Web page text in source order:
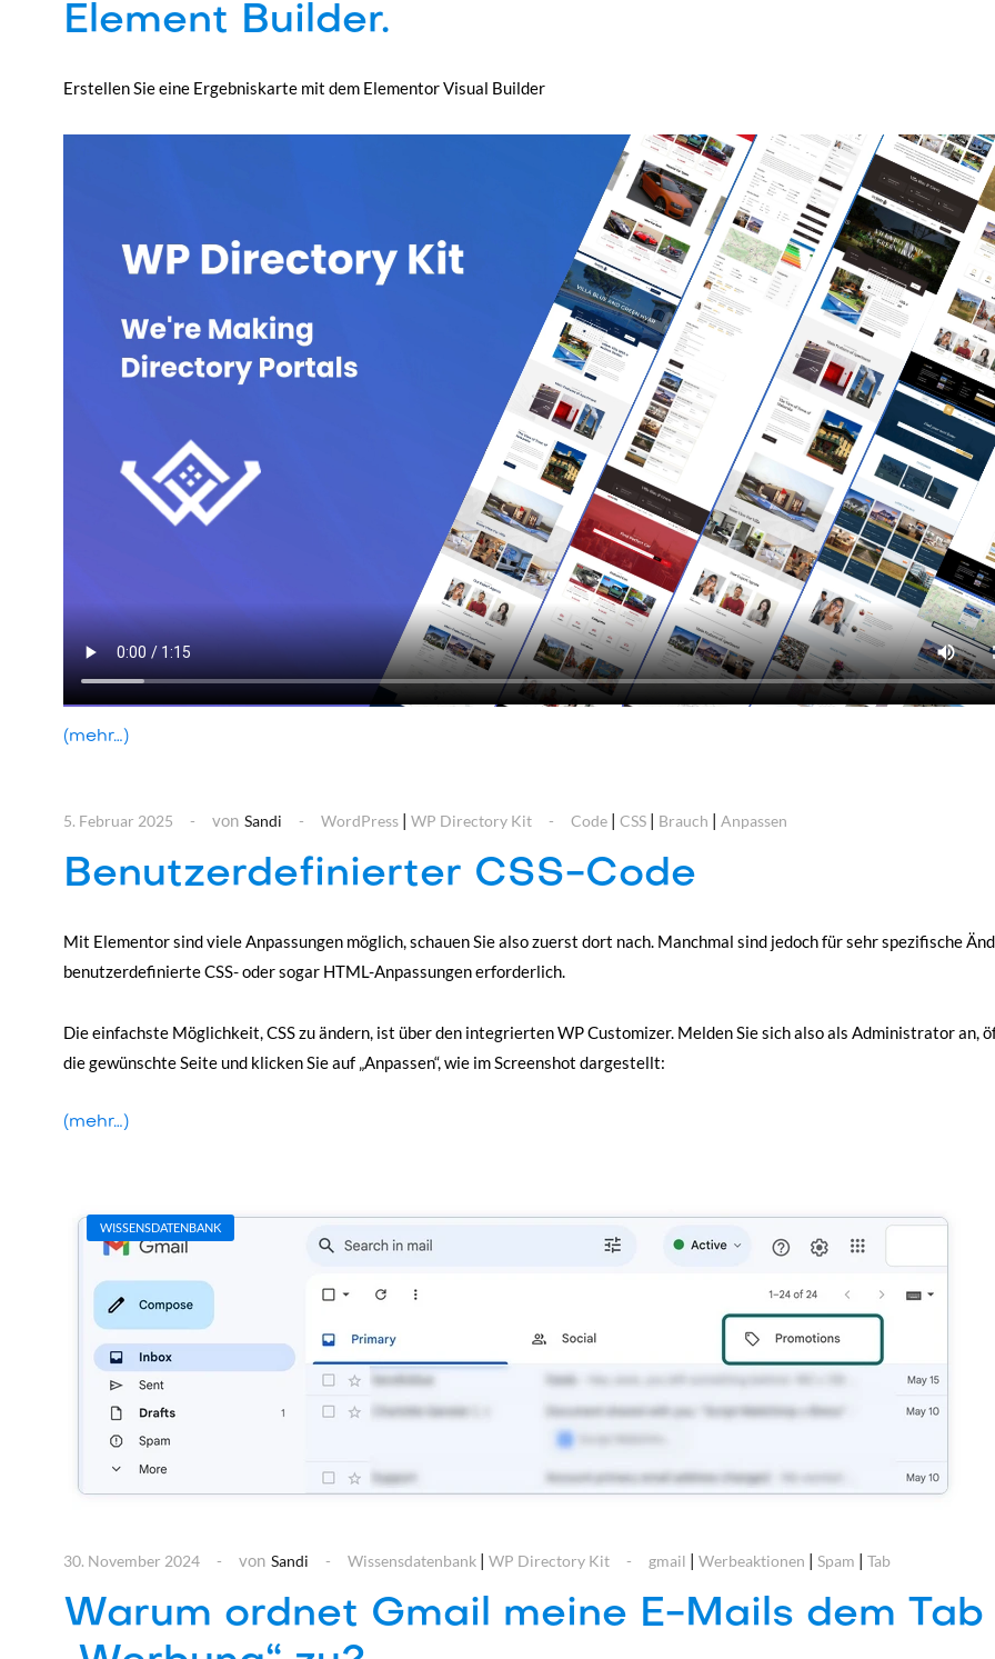
Element Builder.
Erstellen Sie eine Ergebniskarte mit dem Elementor Visual Builder
(mehr…)
5. Februar 2025 von Sandi WordPress WP Directory Kit Code CSS Brauch Anpassen
Benutzerdefinierter CSS-Code
Mit Elementor sind viele Anpassungen möglich, schauen Sie also zuerst dort nach. Manchmal sind jedoch für sehr spezifische
benutzerdefinierte CSS- oder sogar HTML-Anpassungen erforderlich.
Die einfachste Möglichkeit, CSS zu ändern, ist über den integrierten WP Customizer. Melden Sie sich also als Administrator an,
die gewünschte Seite und klicken Sie auf „Anpassen“, wie im Screenshot dargestellt:
(mehr…)
WISSENSDATENBANK
30. November 2024 von Sandi Wissensdatenbank WP Directory Kit gmail Werbeaktionen Spam Tab
Warum ordnet Gmail meine E-Mails dem Tab